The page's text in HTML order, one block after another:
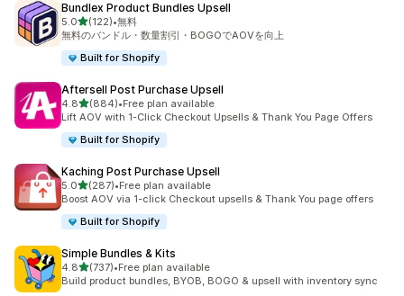
Bundlex Product Bundles Upsell
5.05つ星中
(122)
合計レビュー数：122件
•無料
無料のバンドル・数量割引・BOGOでAOVを向上
Built for Shopify
Aftersell Post Purchase Upsell
4.85つ星中
(884)
合計レビュー数：884件
•Free plan available
Lift AOV with 1-Click Checkout Upsells & Thank You Page Offers
Built for Shopify
Kaching Post Purchase Upsell
5.05つ星中
(287)
合計レビュー数：287件
•Free plan available
Boost AOV via 1-click Checkout upsells & Thank You page offers
Built for Shopify
Simple Bundles & Kits
4.85つ星中
(737)
合計レビュー数：737件
•Free plan available
Build product bundles, BYOB, BOGO & upsell with inventory sync